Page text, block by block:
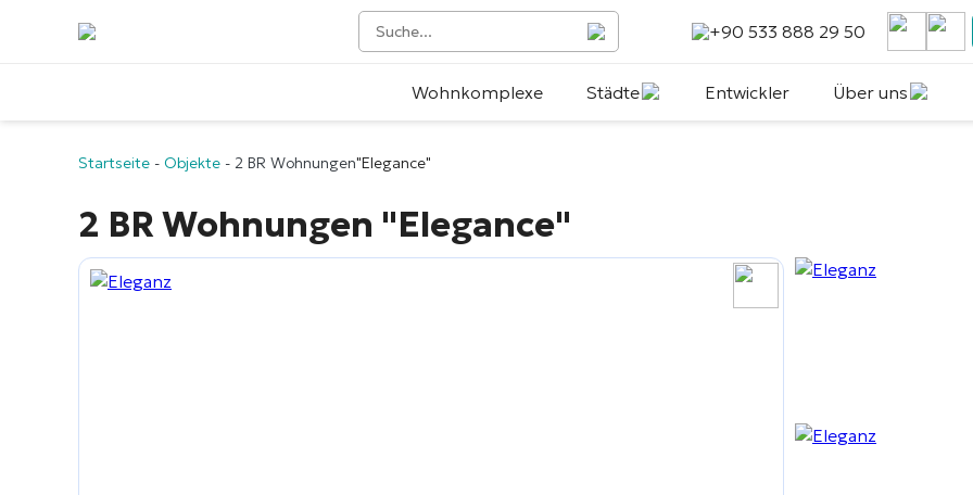
+90 533 888 29 50
Wohnkomplexe Städte Entwickler Über uns
Startseite - Objekte - 2 BR Wohnungen"Elegance"
2 BR Wohnungen "Elegance"